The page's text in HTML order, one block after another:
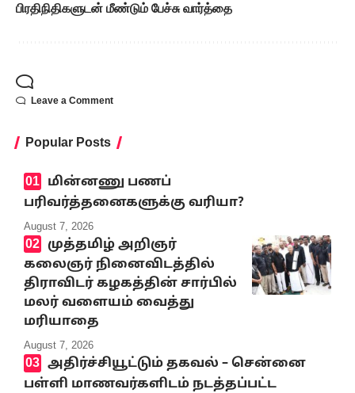
பிரதிநிதிகளுடன் மீண்டும் பேச்சு வார்த்தை
Leave a Comment
Popular Posts
மின்னணு பணப்
பரிவர்த்தனைகளுக்கு வரியா?
August 7, 2026
முத்தமிழ் அறிஞர்
கலைஞர் நினைவிடத்தில்
திராவிடர் கழகத்தின் சார்பில்
மலர் வளையம் வைத்து
மரியாதை
August 7, 2026
அதிர்ச்சியூட்டும் தகவல் – சென்னை
பள்ளி மாணவர்களிடம் நடத்தப்பட்ட